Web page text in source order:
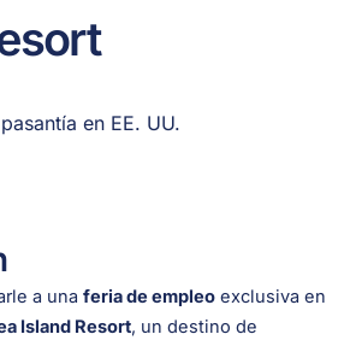
a una feria de empleo exclusiva en
Island Resort, un destino de